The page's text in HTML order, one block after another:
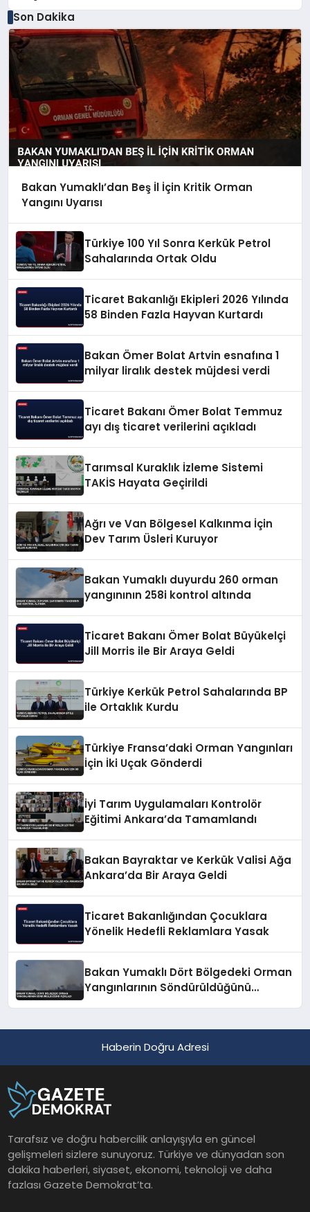
Son Dakika
Bakan Yumaklı’dan Beş İl İçin Kritik Orman
Yangını Uyarısı
Türkiye 100 Yıl Sonra Kerkük Petrol
Sahalarında Ortak Oldu
Ticaret Bakanlığı Ekipleri 2026 Yılında
58 Binden Fazla Hayvan Kurtardı
Bakan Ömer Bolat Artvin esnafına 1
milyar liralık destek müjdesi verdi
Ticaret Bakanı Ömer Bolat Temmuz
ayı dış ticaret verilerini açıkladı
Tarımsal Kuraklık İzleme Sistemi
TAKİS Hayata Geçirildi
Ağrı ve Van Bölgesel Kalkınma İçin
Dev Tarım Üsleri Kuruyor
Bakan Yumaklı duyurdu 260 orman
yangınının 258i kontrol altında
Ticaret Bakanı Ömer Bolat Büyükelçi
Jill Morris ile Bir Araya Geldi
Türkiye Kerkük Petrol Sahalarında BP
ile Ortaklık Kurdu
Türkiye Fransa’daki Orman Yangınları
İçin İki Uçak Gönderdi
İyi Tarım Uygulamaları Kontrolör
Eğitimi Ankara’da Tamamlandı
Bakan Bayraktar ve Kerkük Valisi Ağa
Ankara’da Bir Araya Geldi
Ticaret Bakanlığından Çocuklara
Yönelik Hedefli Reklamlara Yasak
Bakan Yumaklı Dört Bölgedeki Orman
Yangınlarının Söndürüldüğünü
Haberin Doğru Adresi
Tarafsız ve doğru habercilik anlayışıyla en güncel
gelişmeleri sizlere sunuyoruz. Türkiye ve dünyadan son
dakika haberleri, siyaset, ekonomi, teknoloji ve daha
fazlası Gazete Demokrat’ta.